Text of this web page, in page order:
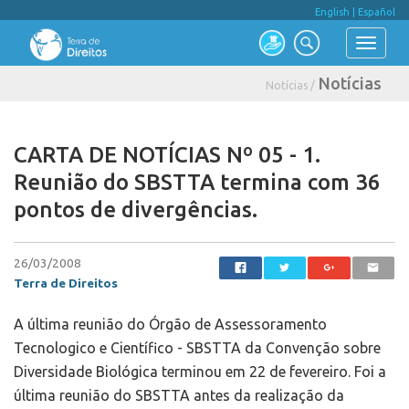
English Español
Notícias / Notícias
CARTA DE NOTÍCIAS Nº 05 - 1.
Reunião do SBSTTA termina com 36
pontos de divergências.
26/03/2008
Terra de Direitos
A última reunião do Órgão de Assessoramento
Tecnologico e Científico - SBSTTA da Convenção sobre
Diversidade Biológica terminou em 22 de fevereiro. Foi a
última reunião do SBSTTA antes da realização da